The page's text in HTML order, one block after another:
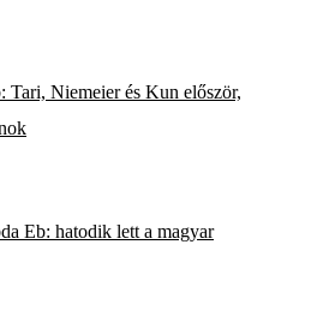
Niemeier és Kun először,
Eb: hatodik lett a magyar